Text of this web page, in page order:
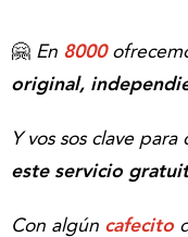
🤗 En 8000
original,
Y vos sos clave
este servicio
Con algún cafecito